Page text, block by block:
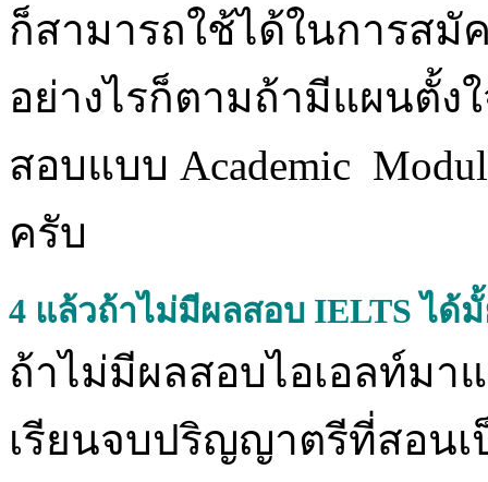
ก็สามารถใช้ได้ในการสมั
อย่างไรก็ตามถ้ามีแผนตั้ง
สอบแบบ Academic
ครับ
4 แล้วถ้าไม่มีผลสอบ IELTS ได้
ถ้าไม่มีผลสอบไอเอลท์ม
เรียนจบปริญญาตรีที่สอน